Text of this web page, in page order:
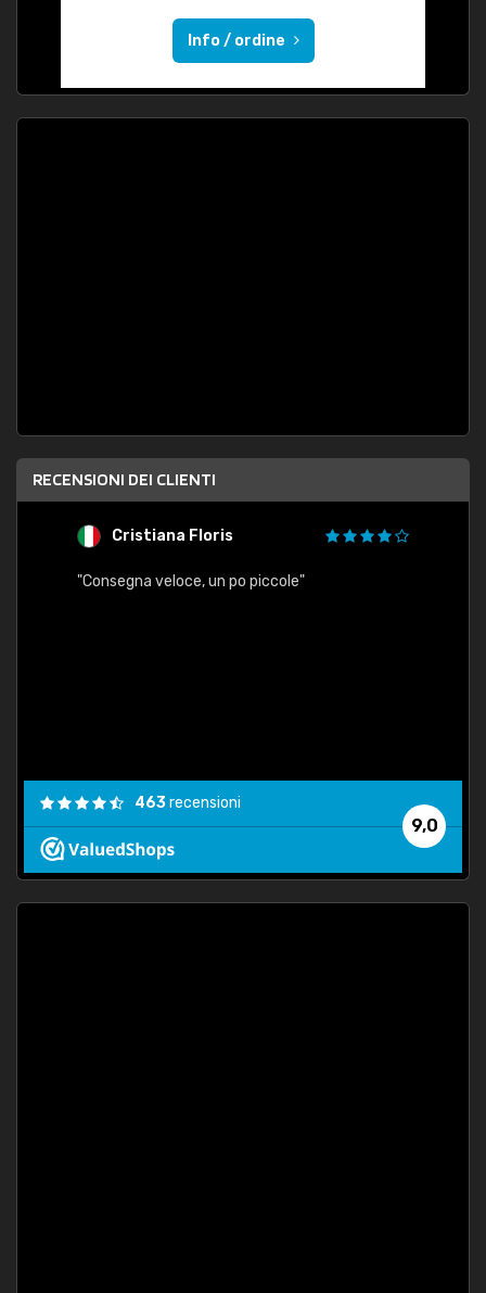
Info / ordine
RECENSIONI DEI CLIENTI
Cristiana Floris
"Consegna veloce, un po piccole"
9,0
463recensioni